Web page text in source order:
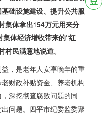
础设施建设、提升公共服
集体拿出154万元用来分
集体经济增收带来的“红
民满意地说道。
，是老年人安享晚年的重
财政补贴资金、养老机构
深挖彻查腐败问题的同
问题。四平市纪委监委聚